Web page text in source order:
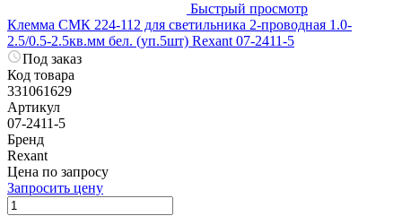
Быстрый просмотр
Клемма СМК 224-112 для светильника 2-проводная 1.0-
2.5/0.5-2.5кв.мм бел. (уп.5шт) Rexant 07-2411-5
Под заказ
Код товара
331061629
Артикул
07-2411-5
Бренд
Rexant
Цена по запросу
Запросить цену